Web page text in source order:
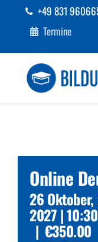
+49 831
Termine
Online
26
2027 | 10:30
| €350.00